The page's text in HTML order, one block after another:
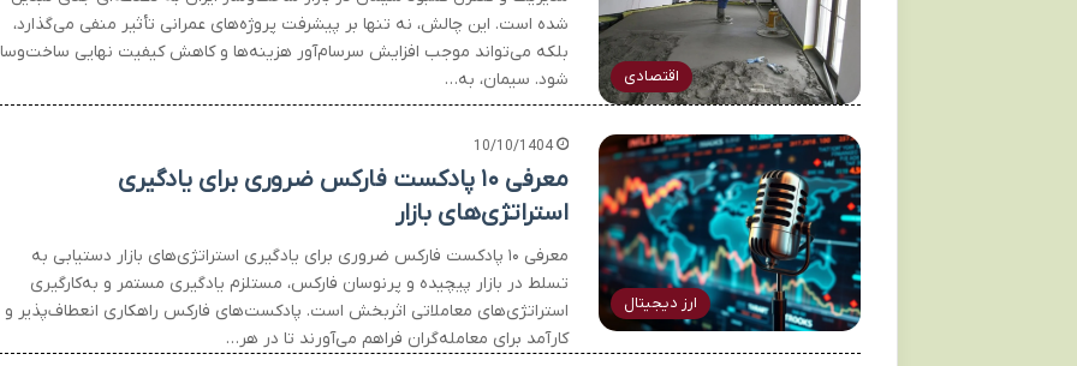
اقتصادی
شده است. این چالش، نه تنها بر پیشرفت پروژه‌های عمرانی تأثیر منفی می‌گذارد،
بلکه می‌تواند موجب افزایش سرسام‌آور هزینه‌ها و کاهش کیفیت نهایی
شود. سیمان، به…
ارز دیجیتال
10/10/1404
معرفی ۱۰ پادکست فارکس ضروری برای یادگیری
استراتژی‌های بازار
معرفی ۱۰ پادکست فارکس ضروری برای یادگیری استراتژی‌های بازار دستیابی به
تسلط در بازار پیچیده و پرنوسان فارکس، مستلزم یادگیری مستمر و به‌کارگیری
استراتژی‌های معاملاتی اثربخش است. پادکست‌های فارکس راهکاری انعطاف‌پذیر و
کارآمد برای معامله‌گران فراهم می‌آورند تا در هر…